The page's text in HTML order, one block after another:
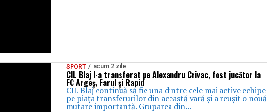
SPORT acum 2 zile
CIL Blaj l-a transferat pe Alexandru Crivac, fost jucător la
FC Argeș, Farul și Rapid
CIL Blaj continuă să fie una dintre cele mai active echipe
pe piața transferurilor din această vară și a reușit o nouă
mutare importantă. Gruparea din...